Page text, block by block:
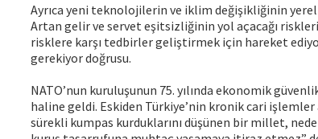
Ayrıca yeni teknolojilerin ve iklim değişikliğinin
Artan gelir ve servet eşitsizliğinin yol açacağı
risklere karşı tedbirler geliştirmek için hareket
gerekiyor doğrusu.
NATO’nun kuruluşunun 75. yılında ekonomik
haline geldi. Eskiden Türkiye’nin kronik cari işlemler
sürekli kumpas kurduklarını düşünen bir millet,